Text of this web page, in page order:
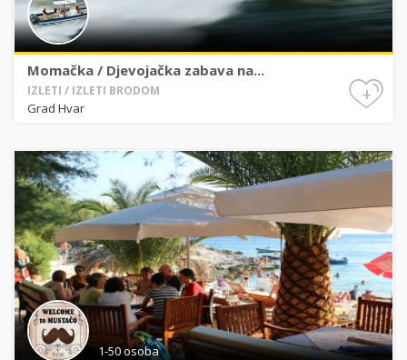
Momačka / Djevojačka zabava na...
IZLETI / IZLETI BRODOM
Grad Hvar
+
1-50 osoba